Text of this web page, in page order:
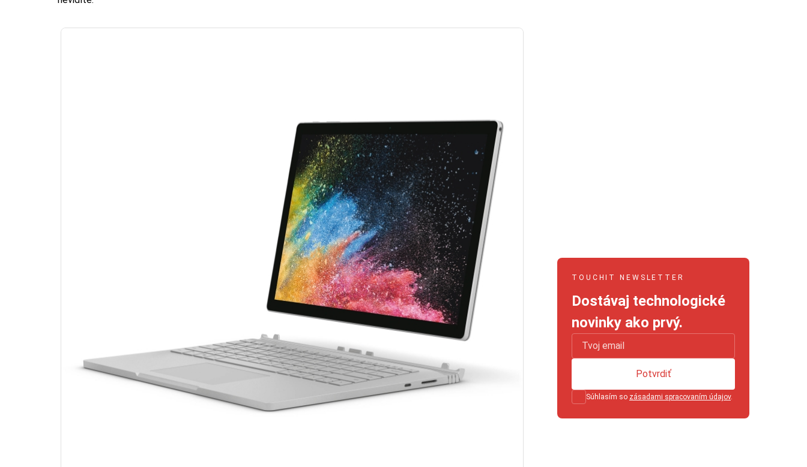
TOUCHIT NEWSLETTER
Dostávaj technologické
novinky ako prvý.
Súhlasím so zásadami spracovaním údajov.
Potvrdiť